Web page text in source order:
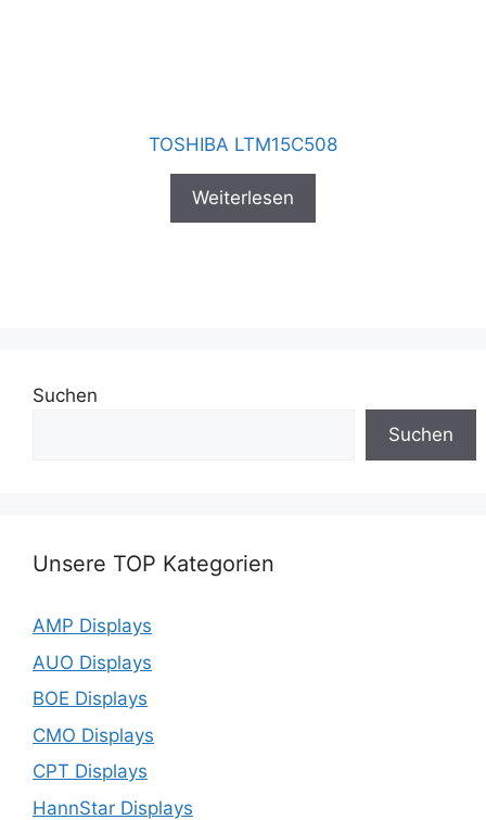
TOSHIBA LTM15C508
Weiterlesen
Suchen
Suchen
Unsere TOP Kategorien
AMP Displays
AUO Displays
BOE Displays
CMO Displays
CPT Displays
HannStar Displays